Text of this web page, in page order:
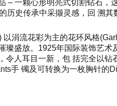
– 一颗心形明亮式切割钻石
历史传承中采撷灵感，回 溯
涓流花彩为主的花环风格
璨盛放。1925年国际装饰艺术
令人耳目一新，包 括完全以
手 镯及可转换为一枚胸针的